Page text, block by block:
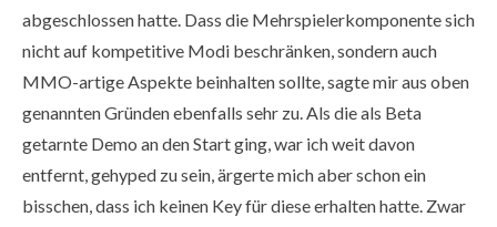
abgeschlossen hatte. Dass die Mehrspielerkomponente sich
nicht auf kompetitive Modi beschränken, sondern auch
MMO-artige Aspekte beinhalten sollte, sagte mir aus oben
genannten Gründen ebenfalls sehr zu. Als die als Beta
getarnte Demo an den Start ging, war ich weit davon
entfernt, gehyped zu sein, ärgerte mich aber schon ein
bisschen, dass ich keinen Key für diese erhalten hatte. Zwar